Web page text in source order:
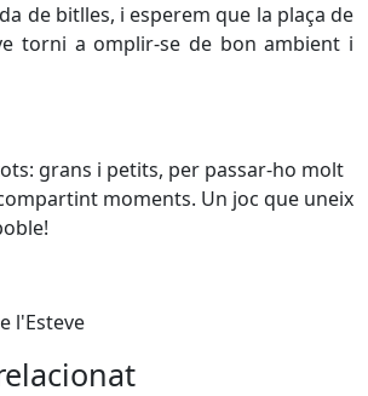
de bitlles, i esperem que la plaça de
torni a omplir-se de bon ambient i
grans i petits, per passar-ho molt
moments. Un joc que uneix
l'Esteve